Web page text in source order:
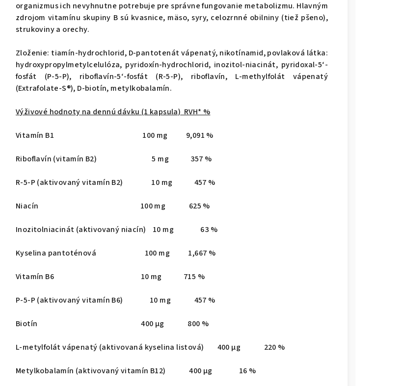
organizmus ich nevyhnutne potrebuje pre správne fungovanie metabolizmu. Hlavným
zdrojom vitamínu skupiny B sú kvasnice, mäso, syry, celozrnné obilniny (tiež pšeno),
strukoviny a orechy.
Zloženie: tiamín-hydrochlorid, D-pantotenát vápenatý, nikotínamid, povlaková látka:
hydroxypropylmetylcelulóza, pyridoxín-hydrochlorid, inozitol-niacinát, pyridoxal­-5‘-
fosfát (P-5-P), riboflavín-5‘-fosfát (R-5-P), riboflavín, L-methylfolát vápenatý
(Extrafolate-S®), D-biotín, metylkobalamín.
Výživové hodnoty na dennú dávku (1 kapsula) RVH* %
Vitamín B1 100 mg 9,091 %
Riboflavín (vitamín B2) 5 mg 357 %
R-5-P (aktivovaný vitamín B2) 10 mg 457 %
Niacín 100 mg 625 %
Inozitolniacinát (aktivovaný niacín) 10 mg 63 %
Kyselina pantoténová 100 mg 1,667 %
Vitamín B6 10 mg 715 %
P-5-P (aktivovaný vitamín B6) 10 mg 457 %
Biotín 400 µg 800 %
L-metylfolát vápenatý (aktivovaná kyselina listová) 400 µg 220 %
Metylkobalamín (aktivovaný vitamín B12) 400 µg 16 %